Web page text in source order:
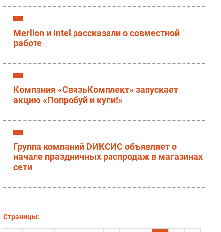
Merlion и Intel рассказали о совместной
работе
Компания «СвязьКомплект» запускает
акцию «Попробуй и купи!»
Группа компаний DИКСИС объявляет о
начале праздничных распродаж в магазинах
сети
Страницы: